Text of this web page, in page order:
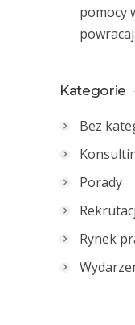
pomocy
Kategorie
Bez
Porady
Rynek